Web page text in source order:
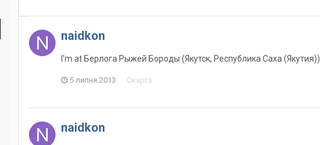
naidkon
I'm at Берлога Рыжей Бороды (Якутск, Республика Саха (Якутия))
5 липня 2013 Скарга
naidkon